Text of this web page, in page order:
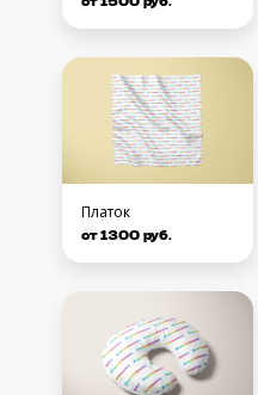
Платок
от 1300 руб.